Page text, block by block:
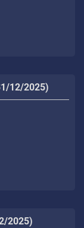
12/2025)
2025)